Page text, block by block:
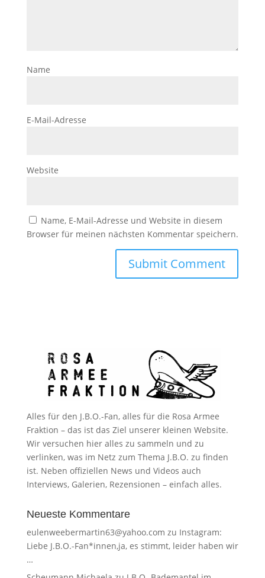
Name
E-Mail-Adresse
Website
Name, E-Mail-Adresse und Website in diesem
Browser für meinen nächsten Kommentar speichern.
Alles für den J.B.O.-Fan, alles für die Rosa Armee
Fraktion – das ist das Ziel unserer kleinen Website.
Wir versuchen hier alles zu sammeln und zu
verlinken, was im Netz zum Thema J.B.O. zu finden
ist. Neben offiziellen News und Videos auch
Interviews, Galerien, Rezensionen – einfach alles.
Neueste Kommentare
eulenweebermartin63@yahoo.com zu Instagram:
Liebe J.B.O.-Fan*innen,ja, es stimmt, leider haben wir
…